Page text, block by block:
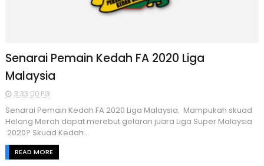
Senarai Pemain Kedah FA 2020 Liga
Malaysia
3:33:00 PG
Senarai Pemain Kedah FA 2020 Liga Malaysia. Mampukah skuad
Helang Merah dapat merebut gelaran juara Liga Super Malaysia
2020? Skuad Kedah...
READ MORE